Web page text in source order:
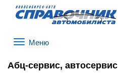
Абц-сервис, автосервис